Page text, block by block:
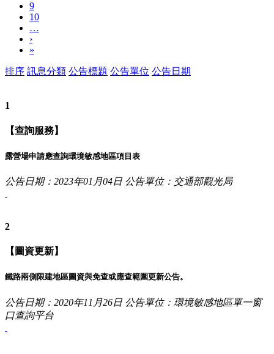
9
10
…
›
»
排序 訊息分類 公告標題 公告單位 公告日期
1
【查詢服務】
露營場申請應查詢環境敏感地區項目表
公告日期：2023年01月04日 公告單位：交通部觀光局
2
【圖資更新】
鐵路兩側限建地區圖資與免查或應查範圍更新公告。
公告日期：2020年11月26日 公告單位：環境敏感地區單一窗
口查詢平台